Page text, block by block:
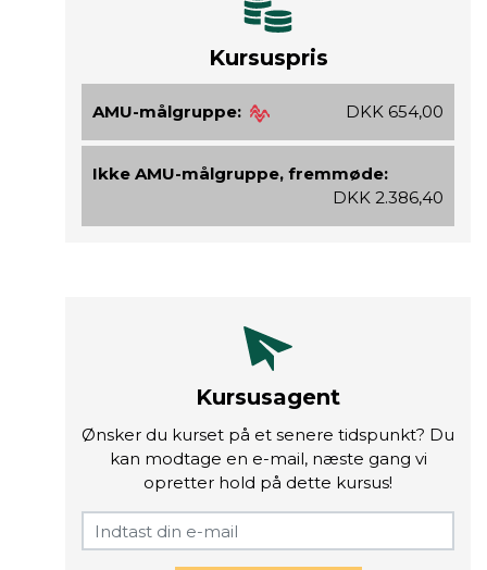
Kursuspris
AMU-målgruppe: DKK 654,00
Ikke AMU-målgruppe, fremmøde:
DKK 2.386,40
Kursusagent
Ønsker du kurset på et senere tidspunkt? Du
kan modtage en e-mail, næste gang vi
opretter hold på dette kursus!